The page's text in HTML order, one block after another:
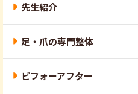
先生紹介
足・爪の専門整体
ビフォーアフター